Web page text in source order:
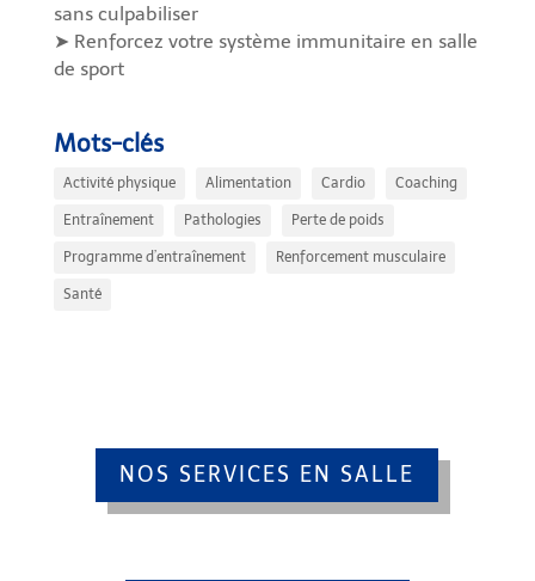
sans culpabiliser
➤ Renforcez votre système immunitaire en salle
de sport
Mots-clés
Activité physique Alimentation Cardio Coaching
Entraînement Pathologies Perte de poids
Programme d’entraînement Renforcement musculaire
Santé
NOS SERVICES EN SALLE